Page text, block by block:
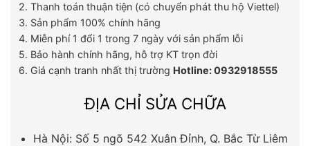
2. Thanh toán thuận tiện (có chuyển phát thu hộ Viettel)
3. Sản phẩm 100% chính hãng
4. Miễn phí 1 đổi 1 trong 7 ngày với sản phẩm lỗi
5. Bảo hành chính hãng, hỗ trợ KT trọn đời
6. Giá cạnh tranh nhất thị trường Hotline: 0932918555
ĐỊA CHỈ SỬA CHỮA
Hà Nội: Số 5 ngõ 542 Xuân Đỉnh, Q. Bắc Từ Liêm